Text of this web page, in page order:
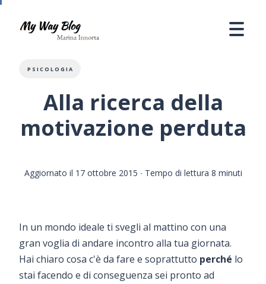
PSICOLOGIA
Alla ricerca della
motivazione perduta
Aggiornato il 17 ottobre 2015 ∙ Tempo di lettura 8 minuti
In un mondo ideale ti svegli al mattino con una
gran voglia di andare incontro alla tua giornata.
Hai chiaro cosa c'è da fare e soprattutto perché lo
stai facendo e di conseguenza sei pronto ad